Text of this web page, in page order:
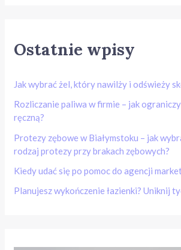
Ostatnie wpisy
Jak wybrać żel, który nawilży i odświeży
Rozliczanie paliwa w firmie – jak
ręczną?
Protezy zębowe w Białymstoku – jak
rodzaj protezy przy brakach zębowych?
Kiedy udać się po pomoc do agencji
Planujesz wykończenie łazienki? Uniknij